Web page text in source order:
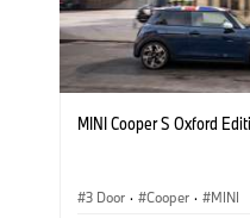
MINI Cooper S Oxford
3 Door · Cooper · MINI